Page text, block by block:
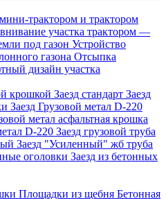
трактором и трактором
участка трактором —
под газон Устройство
газона Отсыпка
дизайн участка
крошкой Заезд стандарт Заезд
Заезд Грузовой метал D-220
метал асфальтная крошка
D-220 Заезд грузовой труба
Заезд "Усиленный" жб труба
оголовки Заезд из бетонных
Площадки из щебня Бетонная